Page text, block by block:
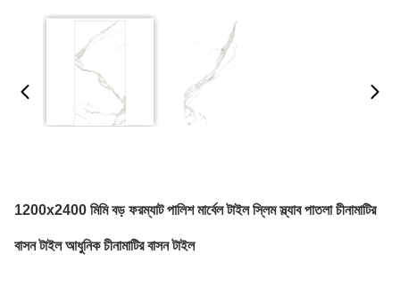
1200x2400 মিমি বড় ফরম্যাট পালিশ মার্বেল টাইল স্লিম স্ল্যাব পাতলা চীনামাটির
বাসন টাইল আধুনিক চীনামাটির বাসন টাইল